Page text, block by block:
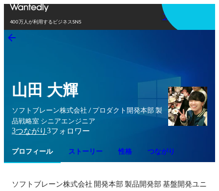
400万人が利用するビジネスSNS
アプリを使う
山田 大輝
ソフトブレーン株式会社 / プロダクト開発本部 製
品戦略室 シニアエンジニア
3つながり 3フォロワー
プロフィール ストーリー 性格 つながり
ソフトブレーン株式会社 開発本部 製品開発部 基盤開発ユニ